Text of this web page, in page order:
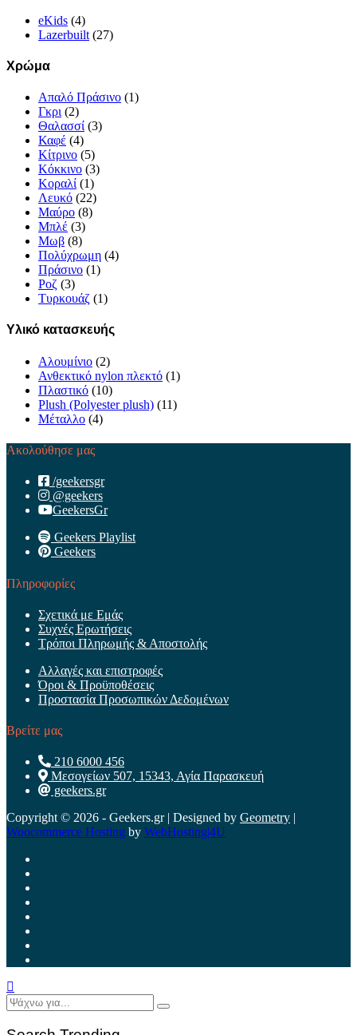
eKids (4)
Lazerbuilt (27)
Χρώμα
Απαλό Πράσινο (1)
Γκρι (2)
Θαλασσί (3)
Καφέ (4)
Κίτρινο (5)
Κόκκινο (3)
Κοραλί (1)
Λευκό (22)
Μαύρο (8)
Μπλέ (3)
Μωβ (8)
Πολύχρωμη (4)
Πράσινο (1)
Ροζ (3)
Τυρκουάζ (1)
Υλικό κατασκευής
Αλουμίνιο (2)
Ανθεκτικό nylon πλεκτό (1)
Πλαστικό (10)
Plush (Polyester plush) (11)
Μέταλλο (4)
Ακολούθησε μας
/geekersgr
@geekers
GeekersGr
Geekers Playlist
Geekers
Πληροφορίες
Σχετικά με Εμάς
Συχνές Ερωτήσεις
Τρόποι Πληρωμής & Αποστολής
Αλλαγές και επιστροφές
Όροι & Προϋποθέσεις
Προστασία Προσωπικών Δεδομένων
Βρείτε μας
210 6000 456
Μεσογείων 507, 15343, Αγία Παρασκευή
geekers.gr
Copyright © 2026 - Geekers.gr | Designed by Geometry |
Woocommerce Hosting by WebHosting|4U